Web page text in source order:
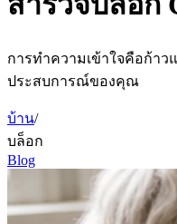
การทำความเข้าใจคือก้าว
ประสบการณ์ของคุณ
บ้าน/
บล็อก
Blog